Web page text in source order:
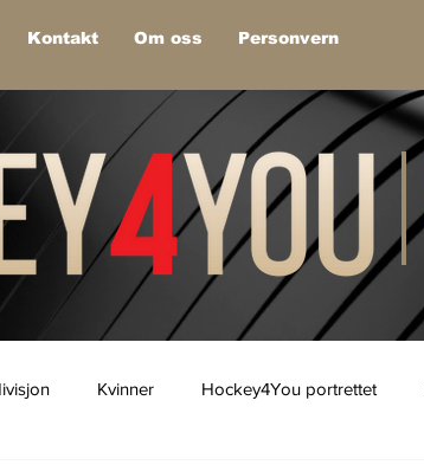
Kontakt Om oss Personvern
Kvinner Hockey4You portrettet